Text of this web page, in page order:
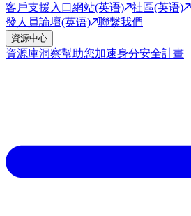
客戶支援入口網站(英语) 社區(英语)
發人員論壇(英语)
聯繫我們
資源中心
資源庫洞察幫助您加速身分安全計畫